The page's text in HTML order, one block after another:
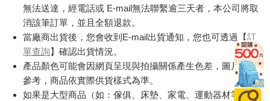
無法送達，經電話或 E-mail無法聯繫逾三天者，本公司將取
消該筆訂單，並且全額退款。
當廠商出貨後，您會收到E-mail出貨通知，您也可透過【訂
單查詢】確認出貨情況。
產品顏色可能會因網頁呈現與拍攝關係產生色差，圖片僅供
參考，商品依實際供貨樣式為準。
如果是大型商品（如：傢俱、床墊、家電、運動器材等）及